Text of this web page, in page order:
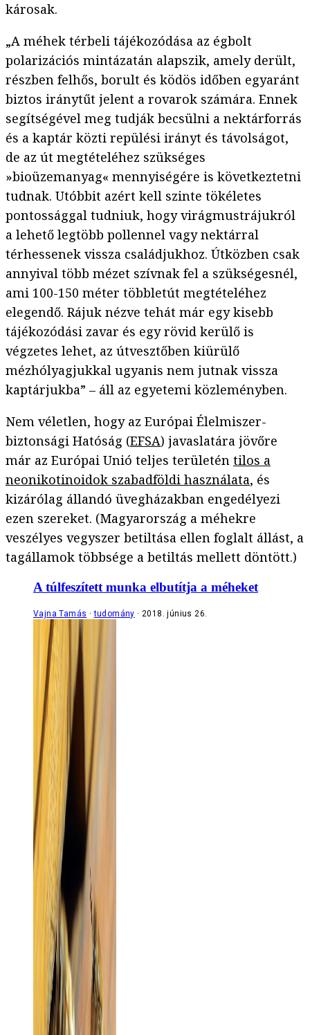
károsak.
„A méhek térbeli tájékozódása az égbolt
polarizációs mintázatán alapszik, amely derült,
részben felhős, borult és ködös időben egyaránt
biztos iránytűt jelent a rovarok számára. Ennek
segítségével meg tudják becsülni a nektárforrás
és a kaptár közti repülési irányt és távolságot,
de az út megtételéhez szükséges
»bioüzemanyag« mennyiségére is következtetni
tudnak. Utóbbit azért kell szinte tökéletes
pontossággal tudniuk, hogy virágmustrájukról
a lehető legtöbb pollennel vagy nektárral
térhessenek vissza családjukhoz. Útközben csak
annyival több mézet szívnak fel a szükségesnél,
ami 100-150 méter többletút megtételéhez
elegendő. Rájuk nézve tehát már egy kisebb
tájékozódási zavar és egy rövid kerülő is
végzetes lehet, az útvesztőben kiürülő
mézhólyagjukkal ugyanis nem jutnak vissza
kaptárjukba” – áll az egyetemi közleményben.
Nem véletlen, hogy az Európai Élelmiszer-
biztonsági Hatóság (EFSA) javaslatára jövőre
már az Európai Unió teljes területén tilos a
neonikotinoidok szabadföldi használata, és
kizárólag állandó üvegházakban engedélyezi
ezen szereket. (Magyarország a méhekre
veszélyes vegyszer betiltása ellen foglalt állást, a
tagállamok többsége a betiltás mellett döntött.)
A túlfeszített munka elbutítja a méheket
Vajna Tamás tudomány 2018. június 26.